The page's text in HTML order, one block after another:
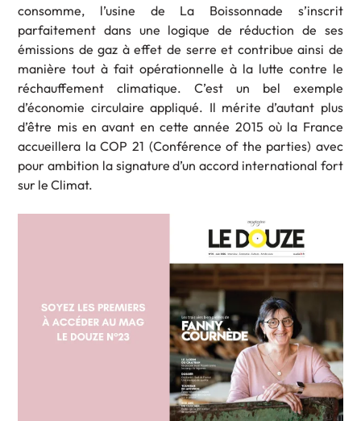
consomme, l’usine de La Boissonnade s’inscrit
parfaitement dans une logique de réduction de ses
émissions de gaz à effet de serre et contribue ainsi de
manière tout à fait opérationnelle à la lutte contre le
réchauffement climatique. C’est un bel exemple
d’économie circulaire appliqué. Il mérite d’autant plus
d’être mis en avant en cette année 2015 où la France
accueillera la COP 21 (Conférence of the parties) avec
pour ambition la signature d’un accord international fort
sur le Climat.